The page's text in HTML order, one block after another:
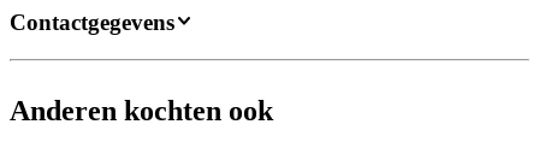
Contactgegevens
Anderen kochten ook